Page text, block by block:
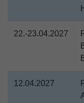
22.-23.04.2027
12.04.2027